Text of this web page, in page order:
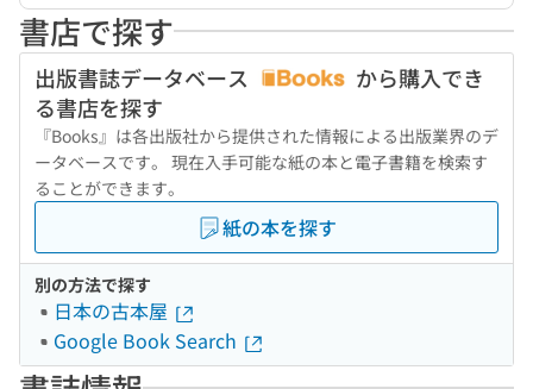
書店で探す
出版書誌データベース
から購入でき
る書店を探す
『Books』は各出版社から提供された情報による出版業界のデ
ータベースです。 現在入手可能な紙の本と電子書籍を検索す
ることができます。
紙の本を探す
別の方法で探す
日本の古本屋
Google Book Search